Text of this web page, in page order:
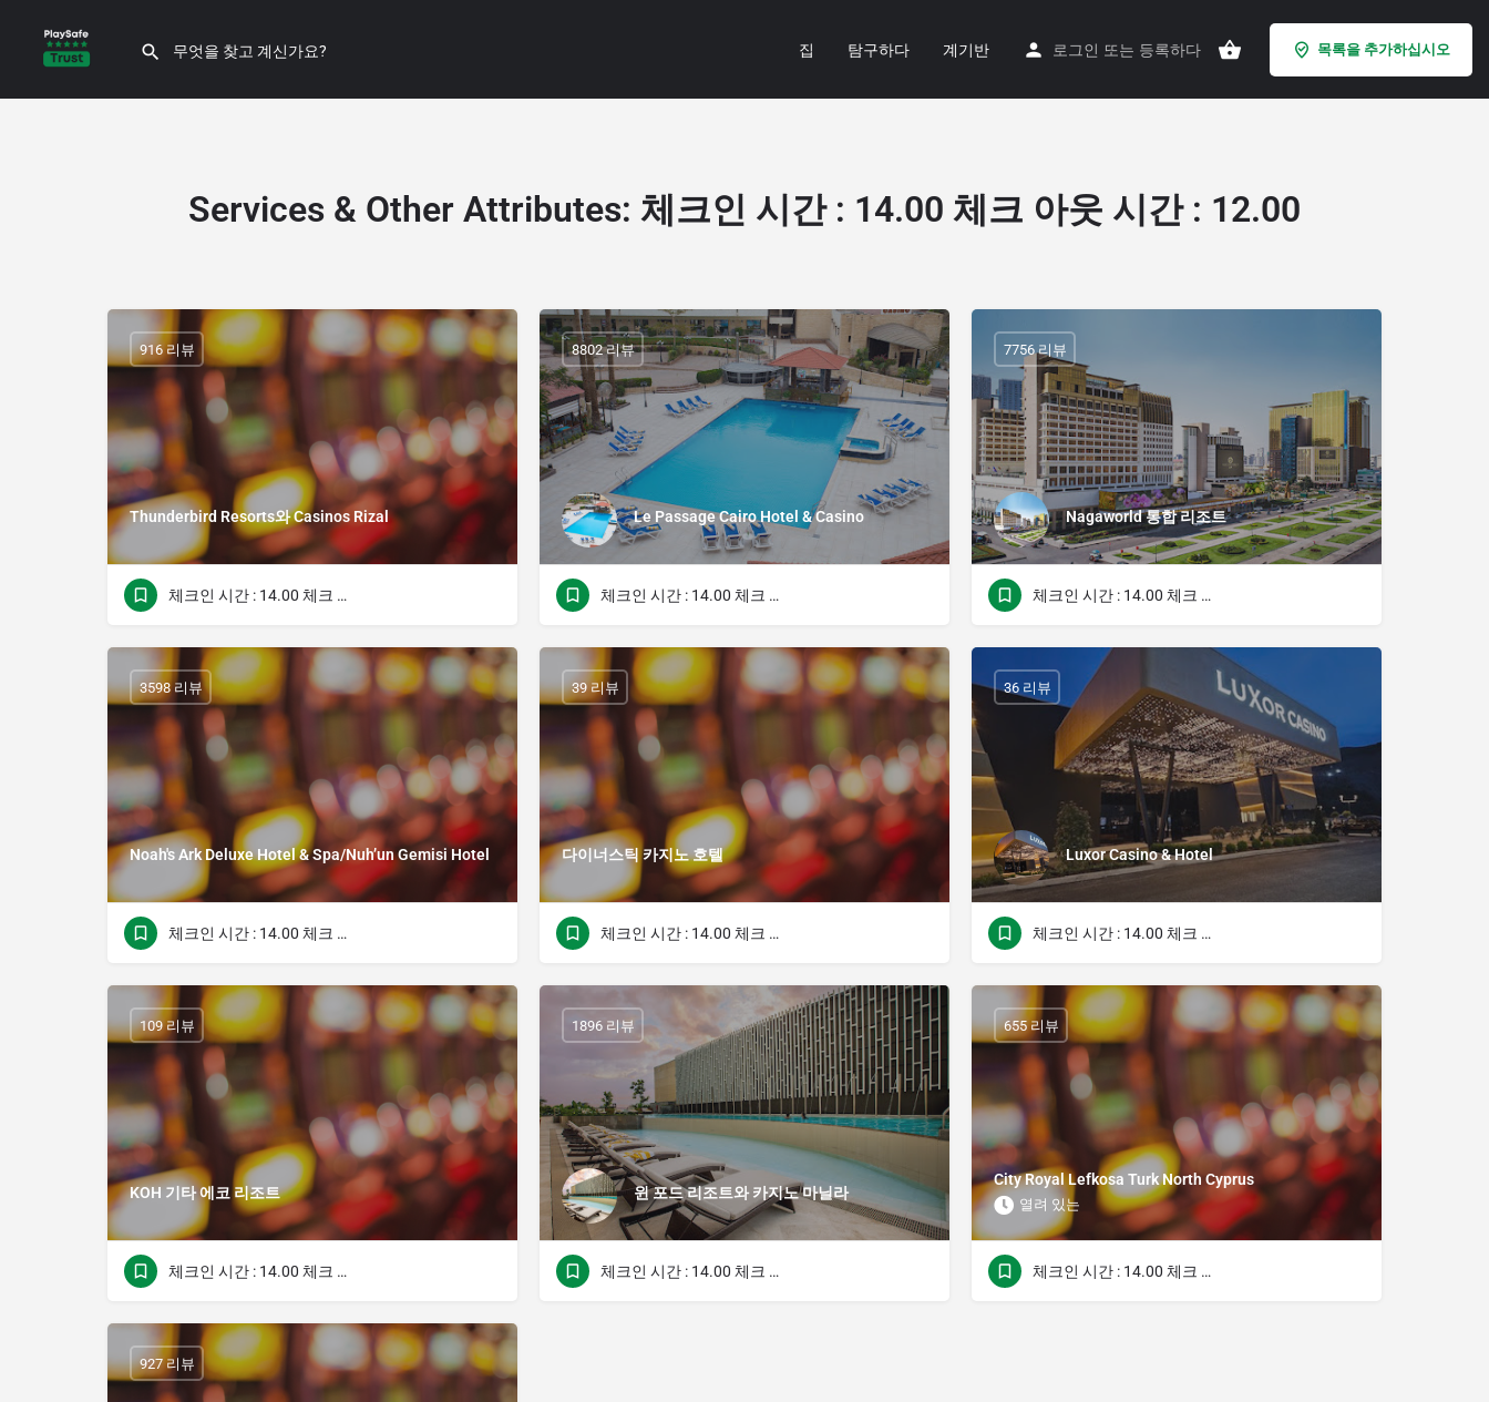
집 탐구하다 계기반 로그인 또는 등록하다 목록을 추가하십시오
Services & Other Attributes: 체크인 시간 : 14.00 체크 아웃 시간 : 12.00
Thunderbird Resorts와 Casinos Rizal
916 리뷰
체크인 시간 : 14.00 체크 아웃 시간 : 12.00
Le Passage Cairo Hotel & Casino
8802 리뷰
체크인 시간 : 14.00 체크 아웃 시간 : 12.00
Nagaworld 통합 리조트
7756 리뷰
체크인 시간 : 14.00 체크 아웃 시간 : 12.00
Noah's Ark Deluxe Hotel & Spa/Nuh’un Gemisi Hotel
3598 리뷰
체크인 시간 : 14.00 체크 아웃 시간 : 12.00
다이너스틱 카지노 호텔
39 리뷰
체크인 시간 : 14.00 체크 아웃 시간 : 12.00
Luxor Casino & Hotel
36 리뷰
체크인 시간 : 14.00 체크 아웃 시간 : 12.00
KOH 기타 에코 리조트
109 리뷰
체크인 시간 : 14.00 체크 아웃 시간 : 12.00
윈 포드 리조트와 카지노 마닐라
1896 리뷰
체크인 시간 : 14.00 체크 아웃 시간 : 12.00
City Royal Lefkosa Turk North Cyprus
열려 있는
655 리뷰
체크인 시간 : 14.00 체크 아웃 시간 : 12.00
927 리뷰